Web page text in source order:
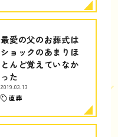
最愛の父のお葬式は
ショックのあまりほ
とんど覚えていなか
った
2019.03.13
直葬